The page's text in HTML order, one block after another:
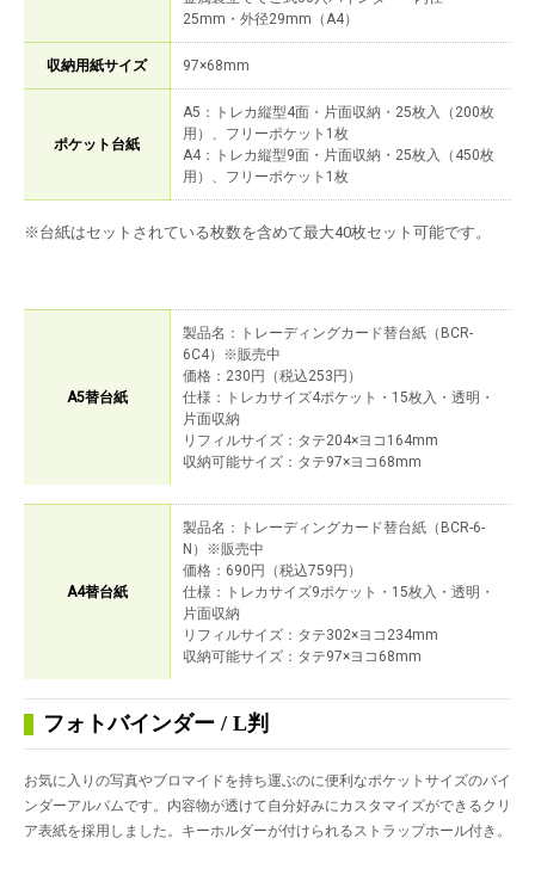
25mm・外径29mm（A4）
収納用紙サイズ 97×68mm
ポケット台紙
A5：トレカ縦型4面・片面収納・25枚入（200枚
用）、フリーポケット1枚
A4：トレカ縦型9面・片面収納・25枚入（450枚
用）、フリーポケット1枚
※台紙はセットされている枚数を含めて最大40枚セット可能です。
A5替台紙
製品名：トレーディングカード替台紙（BCR-
6C4）※販売中
価格：230円（税込253円）
仕様：トレカサイズ4ポケット・15枚入・透明・
片面収納
リフィルサイズ：タテ204×ヨコ164mm
収納可能サイズ：タテ97×ヨコ68mm
A4替台紙
製品名：トレーディングカード替台紙（BCR-6-
N）※販売中
価格：690円（税込759円）
仕様：トレカサイズ9ポケット・15枚入・透明・
片面収納
リフィルサイズ：タテ302×ヨコ234mm
収納可能サイズ：タテ97×ヨコ68mm
フォトバインダー / L判
お気に入りの写真やブロマイドを持ち運ぶのに便利なポケットサイズのバイ
ンダーアルバムです。内容物が透けて自分好みにカスタマイズができるクリ
ア表紙を採用しました。キーホルダーが付けられるストラップホール付き。